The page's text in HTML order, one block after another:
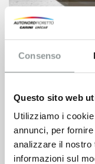
Consenso
Questo sito web
Utilizziamo i
annunci, per
analizzare il nostro
informazioni sul
43.944€